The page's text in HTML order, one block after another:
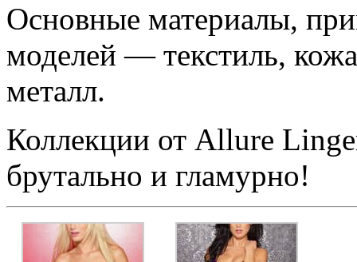
Основные материалы,
моделей — текстиль,
металл.
Коллекции от Allure
брутально и гламурно!